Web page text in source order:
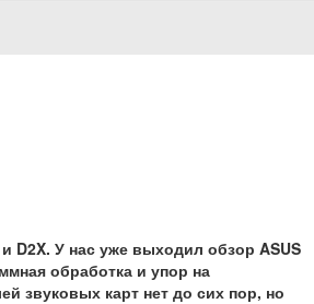
D2X. У нас уже выходил обзор ASUS
обработка и упор на
звуковых карт нет до сих пор, но